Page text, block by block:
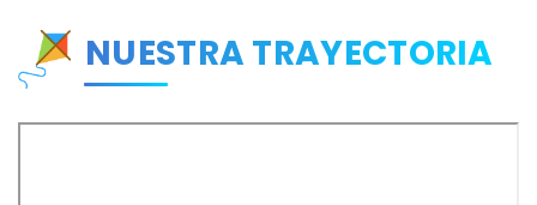
NUESTRA TRAYECTORIA